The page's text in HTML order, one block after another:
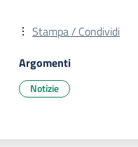
Stampa / Condividi
Argomenti
Notizie